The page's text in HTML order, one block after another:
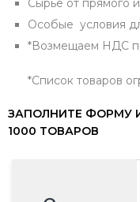
Сырье от прямого
Особые условия
*Возмещаем НДС
*Список товаров
ЗАПОЛНИТЕ ФОРМУ
1000 ТОВАРОВ